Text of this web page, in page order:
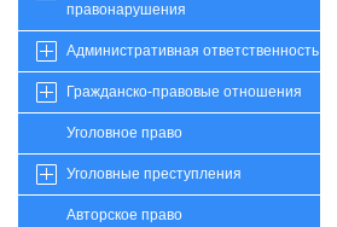
правонарушения
Административная ответственность
Гражданско-правовые отношения
Уголовное право
Уголовные преступления
Авторское право